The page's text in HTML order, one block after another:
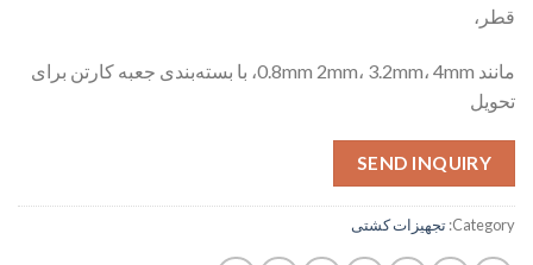
قطر،
مانند 0.8mm 2mm، 3.2mm، 4mm، با بسته‌بندی جعبه کارتن برای
تحویل
SEND INQUIRY
Category: تجهیزات کشتی